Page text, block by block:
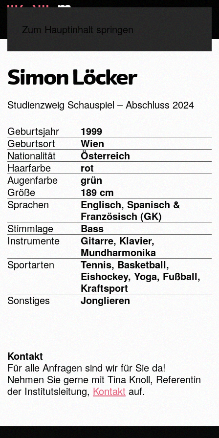
Zum Hauptinhalt springen
Simon Löcker
Studienzweig Schauspiel – Abschluss 2024
Geburtsjahr
1999
Geburtsort
Wien
Nationalität
Österreich
Haarfarbe
rot
Augenfarbe
grün
Größe
189 cm
Sprachen
Englisch, Spanisch &
Französisch (GK)
Stimmlage
Bass
Instrumente
Gitarre, Klavier,
Mundharmonika
Sportarten
Tennis, Basketball,
Eishockey, Yoga, Fußball,
Kraftsport
Sonstiges
Jonglieren
Kontakt
Für alle Anfragen sind wir für Sie da!
Nehmen Sie gerne mit Tina Knoll, Referentin
der Institutsleitung, Kontakt auf.